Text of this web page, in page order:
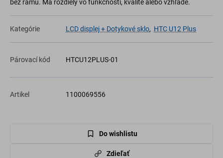
bez rámu. Má rozdiely vo funkčnosti, kvalite alebo vzhľade.
Kategórie LCD displej + Dotykové sklo, HTC U12 Plus
Párovací kód HTCU12PLUS-01
Artikel 1100069556
Do wishlistu
Zdieľať